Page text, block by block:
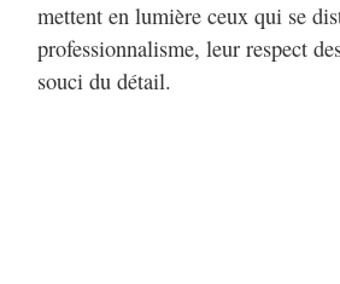
mettent en lumière ceux qui se
professionnalisme, leur respect
souci du détail.